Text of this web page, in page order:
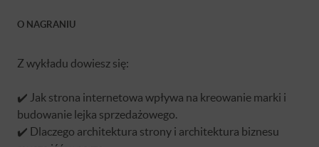
O NAGRANIU
Z wykładu dowiesz się:
✔️ Jak strona internetowa wpływa na kreowanie marki i
budowanie lejka sprzedażowego.
✔️ Dlaczego architektura strony i architektura biznesu